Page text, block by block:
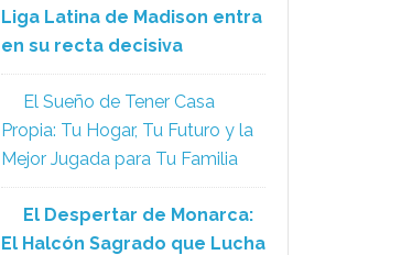
Liga Latina de Madison entra
en su recta decisiva
El Sueño de Tener Casa
Propia: Tu Hogar, Tu Futuro y la
Mejor Jugada para Tu Familia
El Despertar de Monarca:
El Halcón Sagrado que Lucha